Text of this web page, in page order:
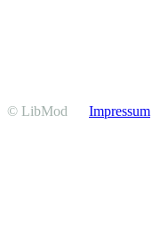
© LibMod Impressum